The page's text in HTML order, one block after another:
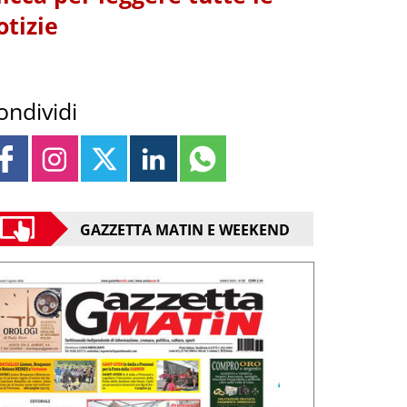
GAZZETTA MATIN E WEEKEND